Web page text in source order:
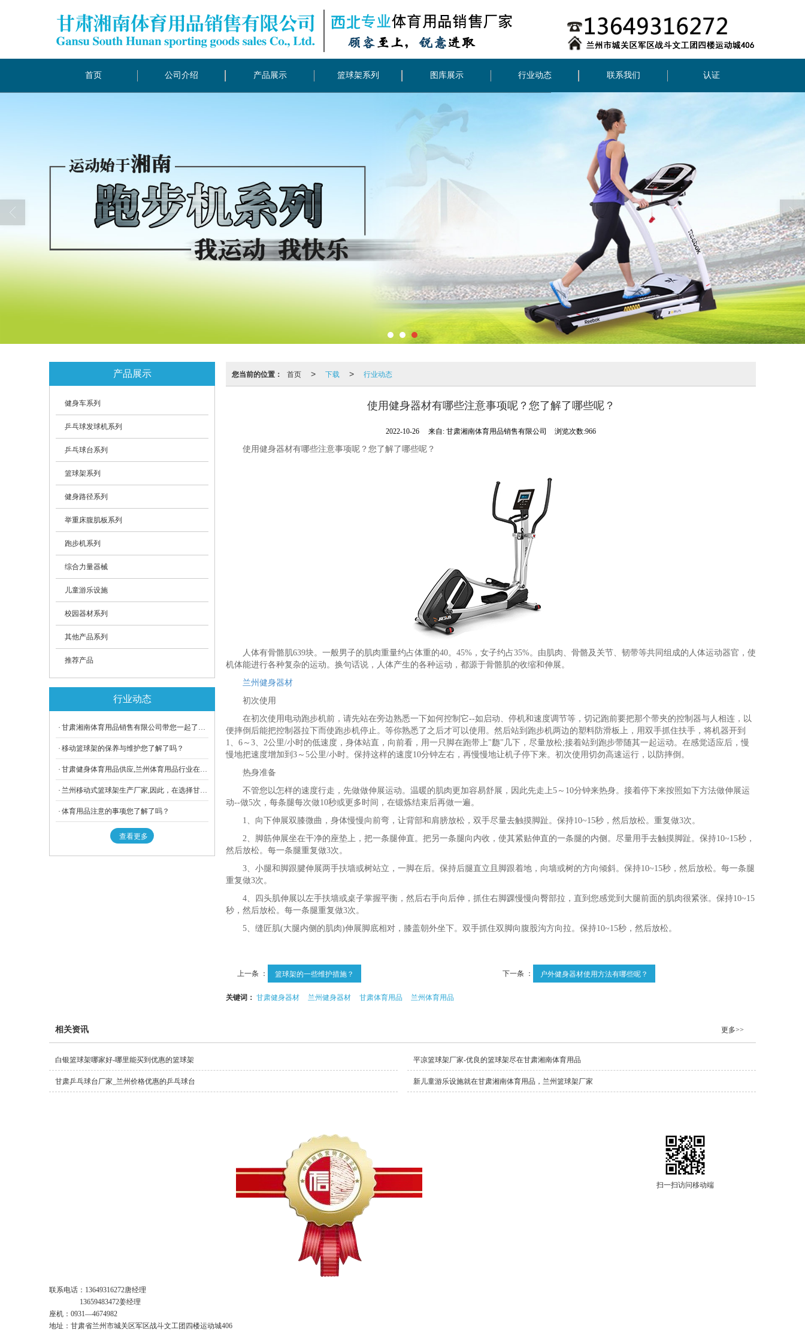
首页 公司介绍 产品展示 篮球架系列 图库展示 行业动态 联系我们 认证
您当前的位置： 首页 > 下载 > 行业动态
使用健身器材有哪些注意事项呢？您了解了哪些呢？
2022-10-26 来自: 甘肃湘南体育用品销售有限公司 浏览次数:966
使用健身器材有哪些注意事项呢？您了解了哪些呢？
人体有骨骼肌639块。一般男子的肌肉重量约占体重的40。45%，女子约占35%。由肌肉、骨骼及关节、韧带等共同组成的人体运动器官，使
机体能进行各种复杂的运动。换句话说，人体产生的各种运动，都源于骨骼肌的收缩和伸展。
兰州健身器材
初次使用
在初次使用电动跑步机前，请先站在旁边熟悉一下如何控制它--如启动、停机和速度调节等，切记跑前要把那个带夹的控制器与人相连，以
便摔倒后能把控制器拉下而使跑步机停止。等你熟悉了之后才可以使用。然后站到跑步机两边的塑料防滑板上，用双手抓住扶手，将机器开到
1、6～3、2公里/小时的低速度，身体站直，向前看，用一只脚在跑带上"瓟"几下，尽量放松;接着站到跑步带随其一起运动。在感觉适应后，慢
慢地把速度增加到3～5公里/小时。保持这样的速度10分钟左右，再慢慢地让机子停下来。初次使用切勿高速运行，以防摔倒。
热身准备
不管您以怎样的速度行走，先做做伸展运动。温暖的肌肉更加容易舒展，因此先走上5～10分钟来热身。接着停下来按照如下方法做伸展运
动--做5次，每条腿每次做10秒或更多时间，在锻炼结束后再做一遍。
1、向下伸展双膝微曲，身体慢慢向前弯，让背部和肩膀放松，双手尽量去触摸脚趾。保持10~15秒，然后放松。重复做3次。
2、脚筋伸展坐在干净的座垫上，把一条腿伸直。把另一条腿向内收，使其紧贴伸直的一条腿的内侧。尽量用手去触摸脚趾。保持10~15秒，
然后放松。每一条腿重复做3次。
3、小腿和脚跟腱伸展两手扶墙或树站立，一脚在后。保持后腿直立且脚跟着地，向墙或树的方向倾斜。保持10~15秒，然后放松。每一条腿
重复做3次。
4、四头肌伸展以左手扶墙或桌子掌握平衡，然后右手向后伸，抓住右脚踝慢慢向臀部拉，直到您感觉到大腿前面的肌肉很紧张。保持10~15
秒，然后放松。每一条腿重复做3次。
5、缝匠肌(大腿内侧的肌肉)伸展脚底相对，膝盖朝外坐下。双手抓住双脚向腹股沟方向拉。保持10~15秒，然后放松。
上一条 ： 篮球架的一些维护措施？ 下一条 ： 户外健身器材使用方法有哪些呢？
关键词： 甘肃健身器材 兰州健身器材 甘肃体育用品 兰州体育用品
产品展示
健身车系列
乒乓球发球机系列
乒乓球台系列
篮球架系列
健身路径系列
举重床腹肌板系列
跑步机系列
综合力量器械
儿童游乐设施
校园器材系列
其他产品系列
推荐产品
行业动态
​甘肃湘南体育用品销售有限公司带您一起了解兰州健身训练体育用品供货商的信息,体育用品是一个新的行业，市场竞争非常激烈。
移动篮球架的保养与维护您了解了吗？
甘肃健身体育用品供应,兰州体育用品行业在国民经济中的地位日益重要，甘肃体育用品行业的发展潜力巨大。
兰州移动式篮球架生产厂家,因此，在选择甘肃篮球架时应注意以下几方面钢质钢板要坚固耐用。
体育用品注意的事项您了解了吗？
查看更多
相关资讯 更多>>
白银篮球架哪家好-哪里能买到优惠的篮球架 平凉篮球架厂家-优良的篮球架尽在甘肃湘南体育用品
甘肃乒乓球台厂家_兰州价格优惠的乒乓球台 新儿童游乐设施就在甘肃湘南体育用品，兰州篮球架厂家
联系电话：13649316272唐经理
13659483472姜经理
座机：0931—4674982
地址：甘肃省兰州市城关区军区战斗文工团四楼运动城406
扫一扫访问移动端